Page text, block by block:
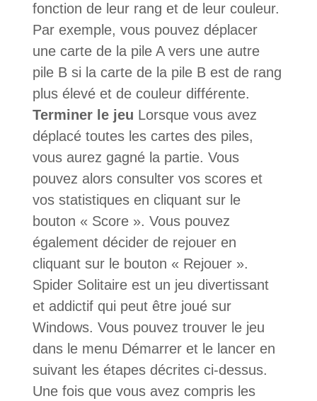
fonction de leur rang et de leur couleur.
Par exemple, vous pouvez déplacer
une carte de la pile A vers une autre
pile B si la carte de la pile B est de rang
plus élevé et de couleur différente.
Terminer le jeu Lorsque vous avez
déplacé toutes les cartes des piles,
vous aurez gagné la partie. Vous
pouvez alors consulter vos scores et
vos statistiques en cliquant sur le
bouton « Score ». Vous pouvez
également décider de rejouer en
cliquant sur le bouton « Rejouer ».
Spider Solitaire est un jeu divertissant
et addictif qui peut être joué sur
Windows. Vous pouvez trouver le jeu
dans le menu Démarrer et le lancer en
suivant les étapes décrites ci-dessus.
Une fois que vous avez compris les